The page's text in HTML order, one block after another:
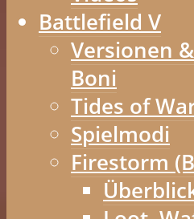
Battlefield V
Versionen
Boni
Tides of
Spielmodi
Firestorm